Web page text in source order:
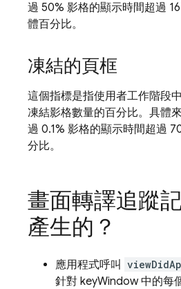
過 50% 影格的顯示時間超過
體百分比。
凍結的頁框
這個指標是指使用者工作階段
凍結影格數量的百分比。具體
過 0.1% 影格的顯示時間超過
分比。
畫面轉譯追蹤
產生的？
應用程式呼叫
針對 keyWindow 中的每